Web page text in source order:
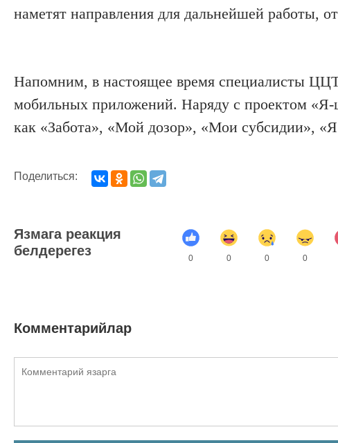
наметят направления для дальнейшей работы,
Напомним, в настоящее время специалисты
мобильных приложений. Наряду с проектом «Я-
как «Забота», «Мой дозор», «Мои субсидии»,
Поделиться:
Язмага реакция
белдерегез
0 0 0 0
Комментарийлар